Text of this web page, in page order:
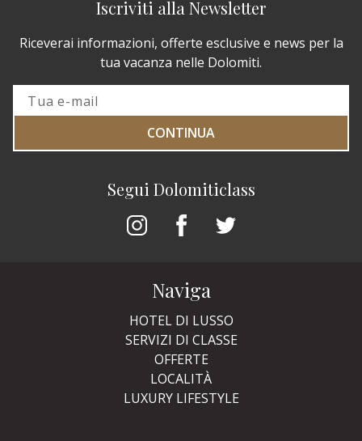
Segui Dolomiticlass
Iscriviti alla Newsletter
Riceverai informazioni, offerte esclusive e news per la
tua vacanza nelle Dolomiti.
CONTINUA
Naviga
HOTEL DI LUSSO
SERVIZI DI CLASSE
OFFERTE
LOCALITÀ
LUXURY LIFESTYLE